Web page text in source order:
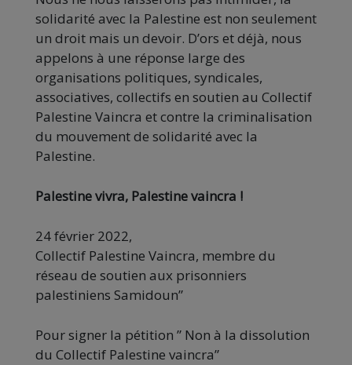
solidarité avec la Palestine est non seulement
un droit mais un devoir. D’ors et déjà, nous
appelons à une réponse large des
organisations politiques, syndicales,
associatives, collectifs en soutien au Collectif
Palestine Vaincra et contre la criminalisation
du mouvement de solidarité avec la
Palestine.
Palestine vivra, Palestine vaincra !
24 février 2022,
Collectif Palestine Vaincra, membre du
réseau de soutien aux prisonniers
palestiniens Samidoun”
Pour signer la pétition ” Non à la dissolution
du Collectif Palestine vaincra”